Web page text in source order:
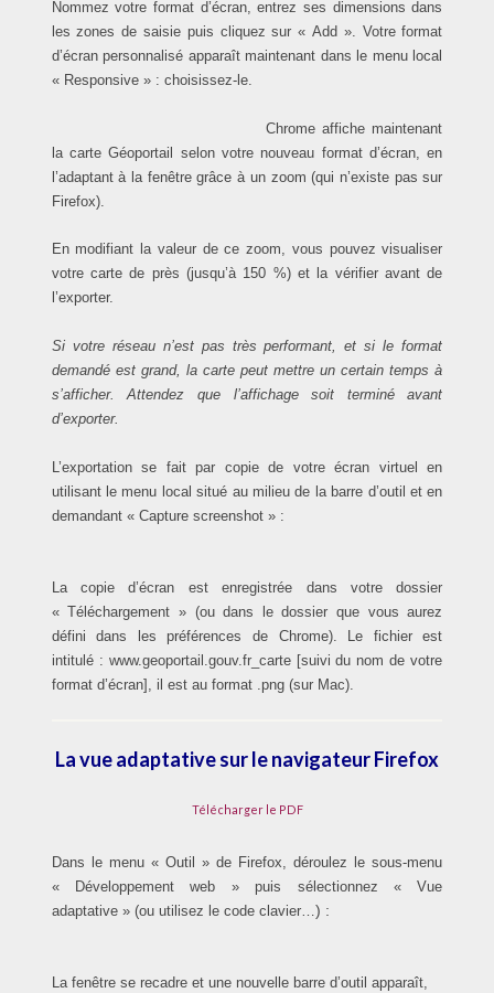
Nommez votre format d’écran, entrez ses dimensions dans
les zones de saisie puis cliquez sur « Add ». Votre format
d’écran personnalisé apparaît maintenant dans le menu local
« Responsive » : choisissez-le.
Chrome affiche maintenant
la carte Géoportail selon votre nouveau format d’écran, en
l’adaptant à la fenêtre grâce à un zoom (qui n’existe pas sur
Firefox).
En modifiant la valeur de ce zoom, vous pouvez visualiser
votre carte de près (jusqu’à 150 %) et la vérifier avant de
l’exporter.
Si votre réseau n’est pas très performant, et si le format
demandé est grand, la carte peut mettre un certain temps à
s’afficher. Attendez que l’affichage soit terminé avant
d’exporter.
L’exportation se fait par copie de votre écran virtuel en
utilisant le menu local situé au milieu de la barre d’outil et en
demandant « Capture screenshot » :
La copie d’écran est enregistrée dans votre dossier
« Téléchargement » (ou dans le dossier que vous aurez
défini dans les préférences de Chrome). Le fichier est
intitulé : www.geoportail.gouv.fr_carte [suivi du nom de votre
format d’écran], il est au format .png (sur Mac).
La vueadaptative surle navigateur Firefox
Télécharger le PDF
Dans le menu « Outil » de Firefox, déroulez le sous-menu
« Développement web » puis sélectionnez « Vue
adaptative » (ou utilisez le code clavier… ) :
La fenêtre se recadre et une nouvelle barre d’outil apparaît,